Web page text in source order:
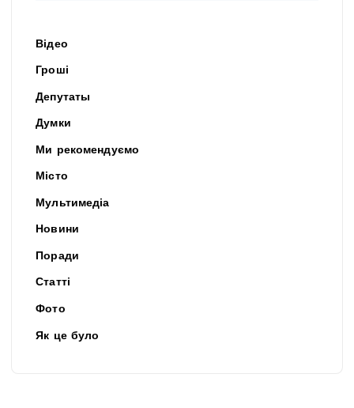
Відео
Гроші
Депутаты
Думки
Ми рекомендуємо
Місто
Мультимедіа
Новини
Поради
Статті
Фото
Як це було